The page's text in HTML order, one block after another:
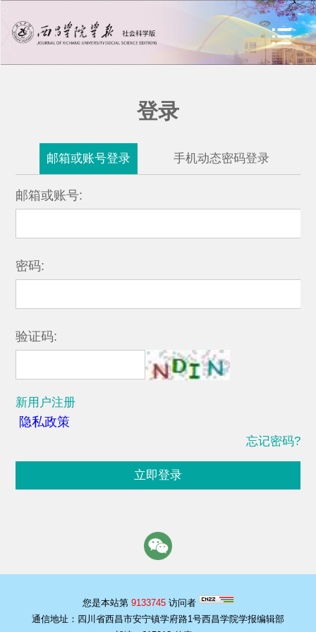
登录
邮箱或账号登录 手机动态密码登录
邮箱或账号:
密码:
验证码:
新用户注册
隐私政策
忘记密码?
立即登录
您是本站第 9133745访问者
通信地址：四川省西昌市安宁镇学府路1号西昌学院学报编辑部